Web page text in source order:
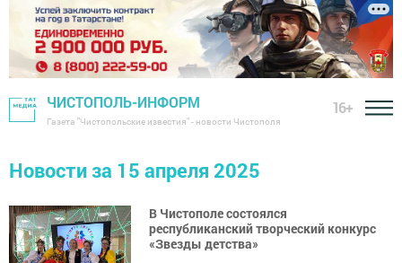
ЧИСТОПОЛЬ-ИНФОРМ
Газета "Чистопольские известия" - новости Чистополя
16+
Новости за 15 апреля 2025
В Чистополе состоялся
республиканский творческий конкурс
«Звезды детства»